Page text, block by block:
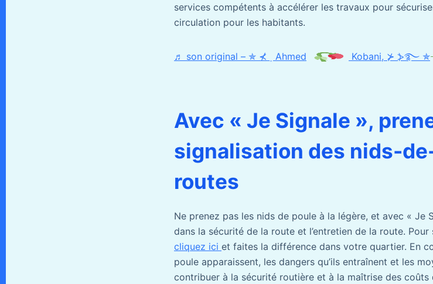
services compétents à accélérer les travaux pour
circulation pour les habitants.
♬ son original – ✯ ⊀ ﮼Ahmed Kobani, ⊁ ⦔࿐ ✯
Avec « Je Signale »,
signalisation des nids-
routes
Ne prenez pas les nids de poule à la légère, et avec « Je
dans la sécurité de la route et l’entretien de la route.
cliquez ici et faites la différence dans votre quartier. En
poule apparaissent, les dangers qu’ils entraînent et les
contribuer à la sécurité routière et à la maîtrise des coûts